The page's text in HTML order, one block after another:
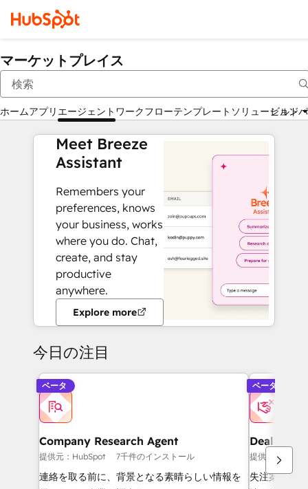
マーケットプレイス
ホームアプリ エージェント ワークフローテンプレート ソリューション
ビルド
Meet Breeze
Assistant
Remembers your
preferences, knows
your business, works
where you do. Chat,
create, and stay
productive
anywhere.
Explore more
今日の注目
ベータ
Company Research Agent
提供元：HubSpot 7千件のインストール
連絡を取る前に、背景となる素晴らしい情報を
ベータ
Deal Loss
提供元：
失注案件の